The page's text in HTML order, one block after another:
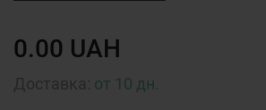
0.00 UAH
от 10 дн.